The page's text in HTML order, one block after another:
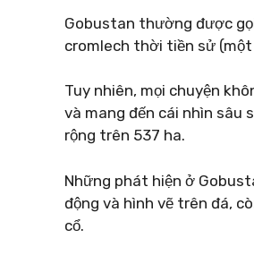
Gobustan thường được
cromlech thời tiền sử
Tuy nhiên, mọi chuyện
và mang đến cái nhìn sâu
rộng trên 537 ha.
Những phát hiện ở
động và hình vẽ trên đá,
cổ.